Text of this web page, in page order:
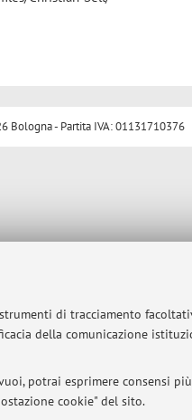
di tracciamento
della comunicazione
potrai esprimere consensi
cookie" del sito.
Bologna - Partita IVA: 01131710376